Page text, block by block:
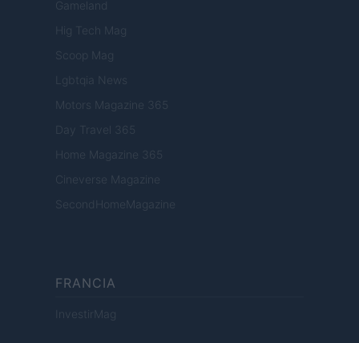
Gameland
Hig Tech Mag
Scoop Mag
Lgbtqia News
Motors Magazine 365
Day Travel 365
Home Magazine 365
Cineverse Magazine
SecondHomeMagazine
FRANCIA
InvestirMag